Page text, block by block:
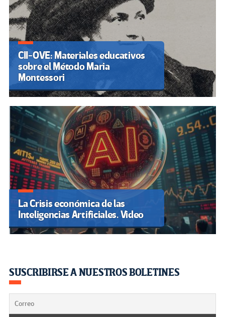
CII-OVE: Materiales educativos
sobre el Método Maria
Montessori
La Crisis económica de las
Inteligencias Artificiales. Video
SUSCRIBIRSE A NUESTROS BOLETINES